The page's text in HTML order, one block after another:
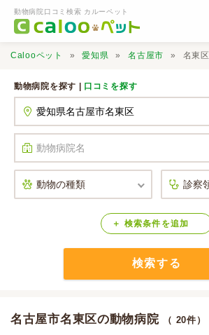
動物病院口コミ検索 カルーペット
口コミ検索
Calooペットとは？
Calooペット 愛知県 名古屋市 名東区
動物病院を探す | 口コミを探す
検索条件 を追加
検索する
名古屋市名東区の動物病院 （ 20件）